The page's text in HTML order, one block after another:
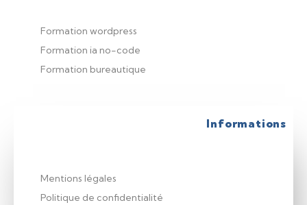
Formation wordpress
Formation ia no-code
Formation bureautique
Informations
Mentions légales
Politique de confidentialité